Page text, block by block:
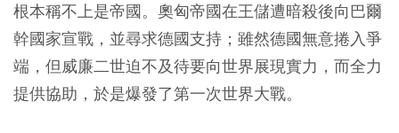
根本稱不上是帝國。奧匈帝國在王儲遭暗殺後向巴爾
幹國家宣戰，並尋求德國支持；雖然德國無意捲入爭
端，但威廉二世迫不及待要向世界展現實力，而全力
提供協助，於是爆發了第一次世界大戰。